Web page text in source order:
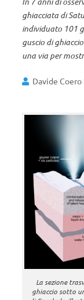
ghiacciata di
individuato 101
guscio di
una via per
Davide Coero
La sezione
ghiaccio sotto